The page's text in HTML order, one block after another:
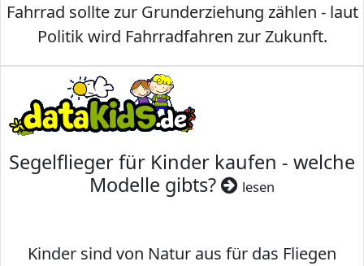
Fahrrad sollte zur Grunderziehung zählen - laut
Politik wird Fahrradfahren zur Zukunft.
Segelflieger für Kinder kaufen - welche
Modelle gibts?
lesen
Kinder sind von Natur aus für das Fliegen